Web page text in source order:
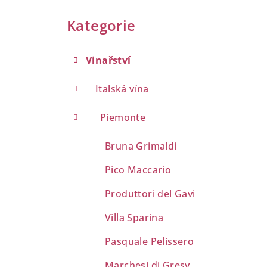
Kategorie
Vinařství
Italská vína
Piemonte
Bruna Grimaldi
Pico Maccario
Produttori del Gavi
Villa Sparina
Pasquale Pelissero